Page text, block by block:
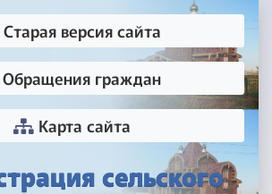
сельского
версия сайта
Обращения граждан
Карта сайта